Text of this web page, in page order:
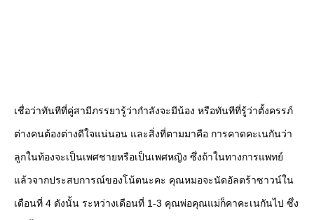
เชื่อว่าทันทีที่คู่สามีภรรยารู้ว่ากำลังจะมีน้อง หรือทันทีที่รู้ว่าตั้งครรภ์
ต่างคนต้องต่างดีใจแน่นอน และสิ่งที่ตามมาคือ การคาดคะเนกันว่า
ลูกในท้องจะเป็นเพศชายหรือเป็นเพศหญิง ซึ่งถ้าในทางการแพทย์
แล้วจากประสบการณ์ของโน้ตนะคะ คุณหมอจะนัดอัลตร้าซาวน์ใน
เดือนที่ 4 ดังนั้น ระหว่างเดือนที่ 1-3 คุณพ่อคุณแม่ก็คาคะเนกันไป ซึ่ง